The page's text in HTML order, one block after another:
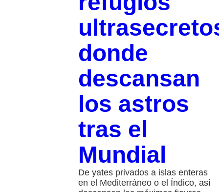
donde
descansan
los astros
tras el
Mundial
De yates privados a islas enteras
en el Mediterráneo o el Índico, así